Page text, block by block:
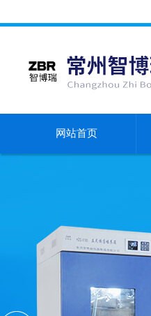
网站首页